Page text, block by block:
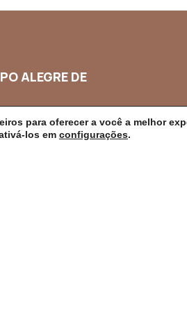
ALEGRE DE
para oferecer a você a melhor
los em configurações.